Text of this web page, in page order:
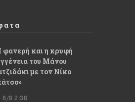
φανερή και η κρυφή
του Μάνου
με τον Νίκο
8/8 2:38